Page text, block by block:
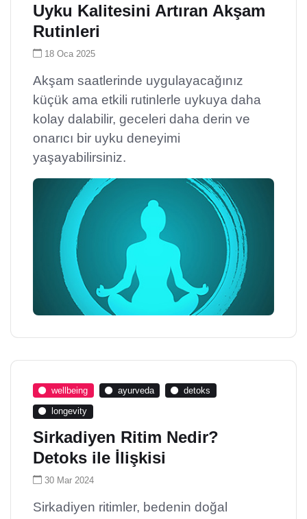
Uyku Kalitesini Artıran Akşam
Rutinleri
18 Oca 2025
Akşam saatlerinde uygulayacağınız
küçük ama etkili rutinlerle uykuya daha
kolay dalabilir, geceleri daha derin ve
onarıcı bir uyku deneyimi
yaşayabilirsiniz.
wellbeing ayurveda detoks
longevity
Sirkadiyen Ritim Nedir?
Detoks ile İlişkisi
30 Mar 2024
Sirkadiyen ritimler, bedenin doğal